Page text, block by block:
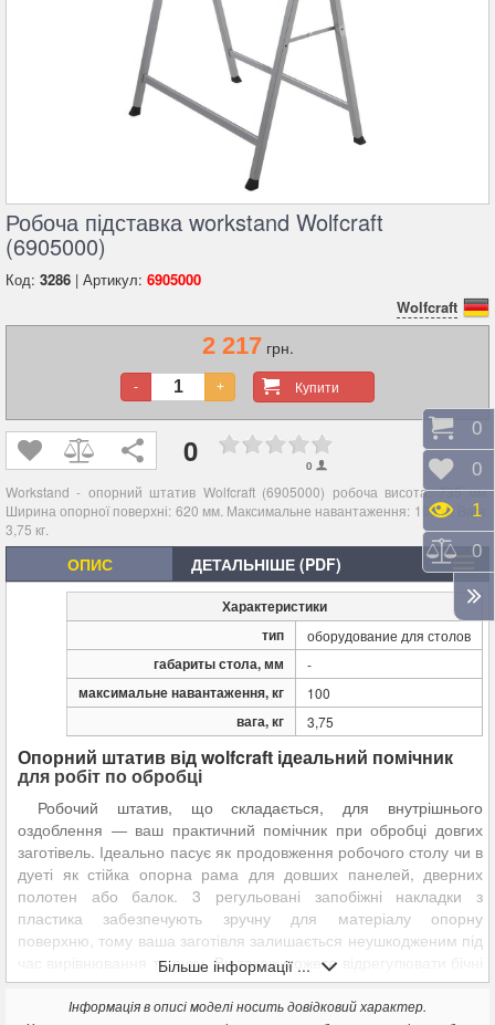
Робоча підставка workstand Wolfcraft
(6905000)
Код: 3286 | Артикул: 6905000
Wolfcraft
2 217грн.
Купити
- +
0 0
Workstand - опорний штатив Wolfcraft (6905000) робоча висота: 735 мм.
Ширина опорної поверхні: 620 мм. Максимальне навантаження: 100 кг. Вага:
3,75 кг.
ОПИС ДЕТАЛЬНІШЕ (PDF)
Характеристики
тип
оборудование для столов
габариты стола, мм -
максимальне навантаження, кг 100
вага, кг 3,75
Опорний штатив від wolfcraft ідеальний помічник
для робіт по обробці
Робочий штатив, що складається, для внутрішнього
оздоблення — ваш практичний помічник при обробці довгих
заготівель. Ідеально пасує як продовження робочого столу чи в
дуеті як стійка опорна рама для довших панелей, дверних
полотен або балок. 3 регульовані запобіжні накладки з
пластика забезпечують зручну для матеріалу опорну
поверхню, тому ваша заготівля залишається неушкодженим під
час вирівнювання та руху. Ви також можете відрегулювати бічні
упори відповідно до розмірів заготівлі. Вони запобігають
ковзанню заготівлі та тим самим забезпечують підтримку та
Більше інформації ...
Інформація в описі моделі носить довідковий характер.
0
0
1
0